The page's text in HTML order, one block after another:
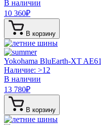
В наличии
10 360₽
В корзину
Yokohama BluEarth-XT AE61
Наличие: >12
В наличии
13 780₽
В корзину